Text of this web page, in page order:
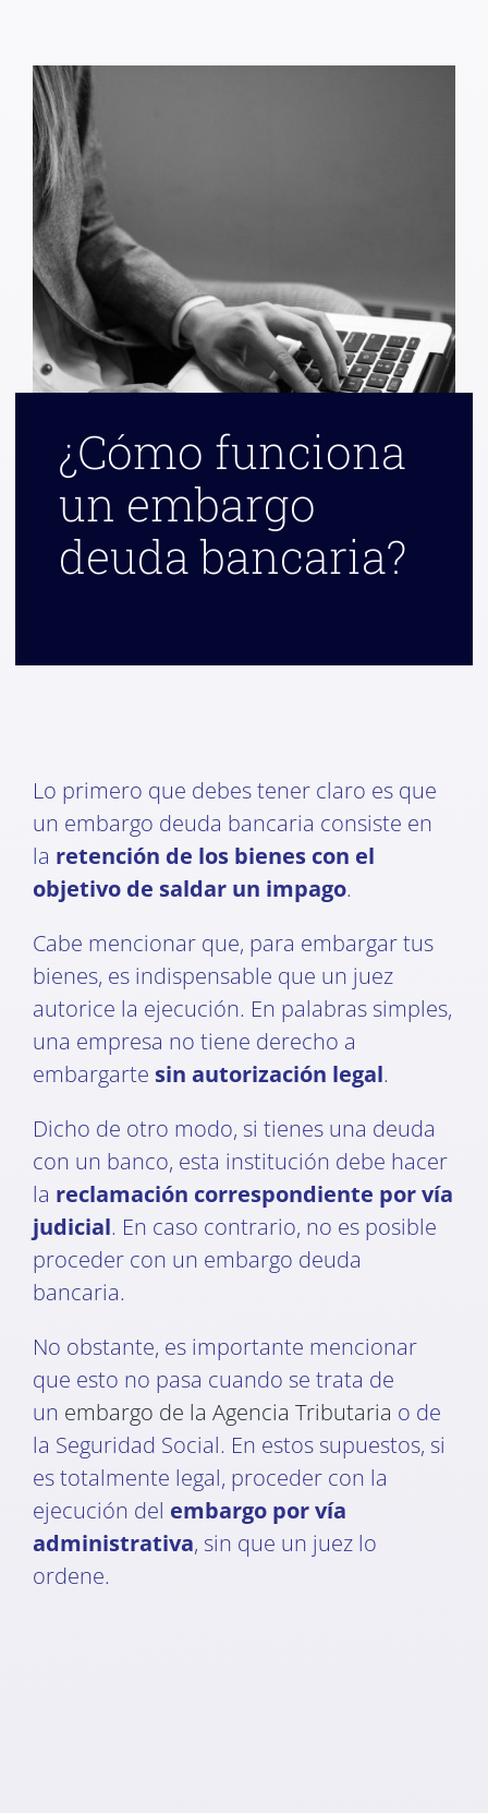
¿Cómo funciona
un embargo
deuda bancaria?
Lo primero que debes tener claro es que
un embargo deuda bancaria consiste en
la retención de los bienes con el
objetivo de saldar un impago.
Cabe mencionar que, para embargar tus
bienes, es indispensable que un juez
autorice la ejecución. En palabras simples,
una empresa no tiene derecho a
embargarte sin autorización legal.
Dicho de otro modo, si tienes una deuda
con un banco, esta institución debe hacer
la reclamación correspondiente por vía
judicial. En caso contrario, no es posible
proceder con un embargo deuda
bancaria.
No obstante, es importante mencionar
que esto no pasa cuando se trata de
un embargo de la Agencia Tributaria o de
la Seguridad Social. En estos supuestos, si
es totalmente legal, proceder con la
ejecución del embargo por vía
administrativa, sin que un juez lo
ordene.